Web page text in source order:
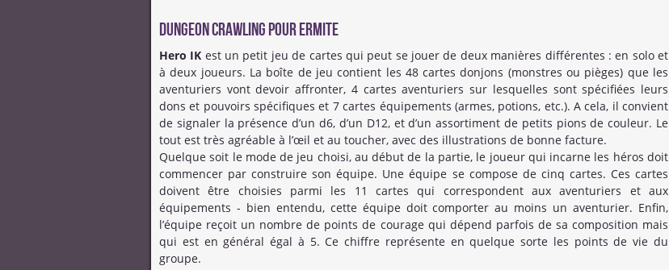
Dungeon Crawling pour ermite
Hero IK est un petit jeu de cartes qui peut se jouer de deux manières différentes : en solo et
à deux joueurs. La boîte de jeu contient les 48 cartes donjons (monstres ou pièges) que les
aventuriers vont devoir affronter, 4 cartes aventuriers sur lesquelles sont spécifiées leurs
dons et pouvoirs spécifiques et 7 cartes équipements (armes, potions, etc.). A cela, il convient
de signaler la présence d’un d6, d’un D12, et d’un assortiment de petits pions de couleur. Le
tout est très agréable à l’œil et au toucher, avec des illustrations de bonne facture.
Quelque soit le mode de jeu choisi, au début de la partie, le joueur qui incarne les héros doit
commencer par construire son équipe. Une équipe se compose de cinq cartes. Ces cartes
doivent être choisies parmi les 11 cartes qui correspondent aux aventuriers et aux
équipements - bien entendu, cette équipe doit comporter au moins un aventurier. Enfin,
l’équipe reçoit un nombre de points de courage qui dépend parfois de sa composition mais
qui est en général égal à 5. Ce chiffre représente en quelque sorte les points de vie du
groupe.